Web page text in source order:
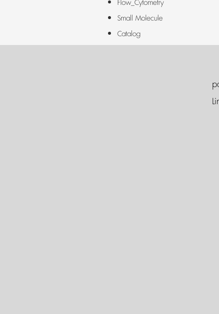
Flow_Cytometry
Small Molecule
Catalog